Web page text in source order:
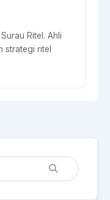
Ritel. Ahli
strategi ritel